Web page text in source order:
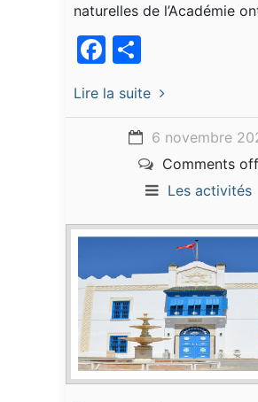
naturelles de l’Académie
Facebook
Lire la suite
6 novembre
Comments off
Les activités